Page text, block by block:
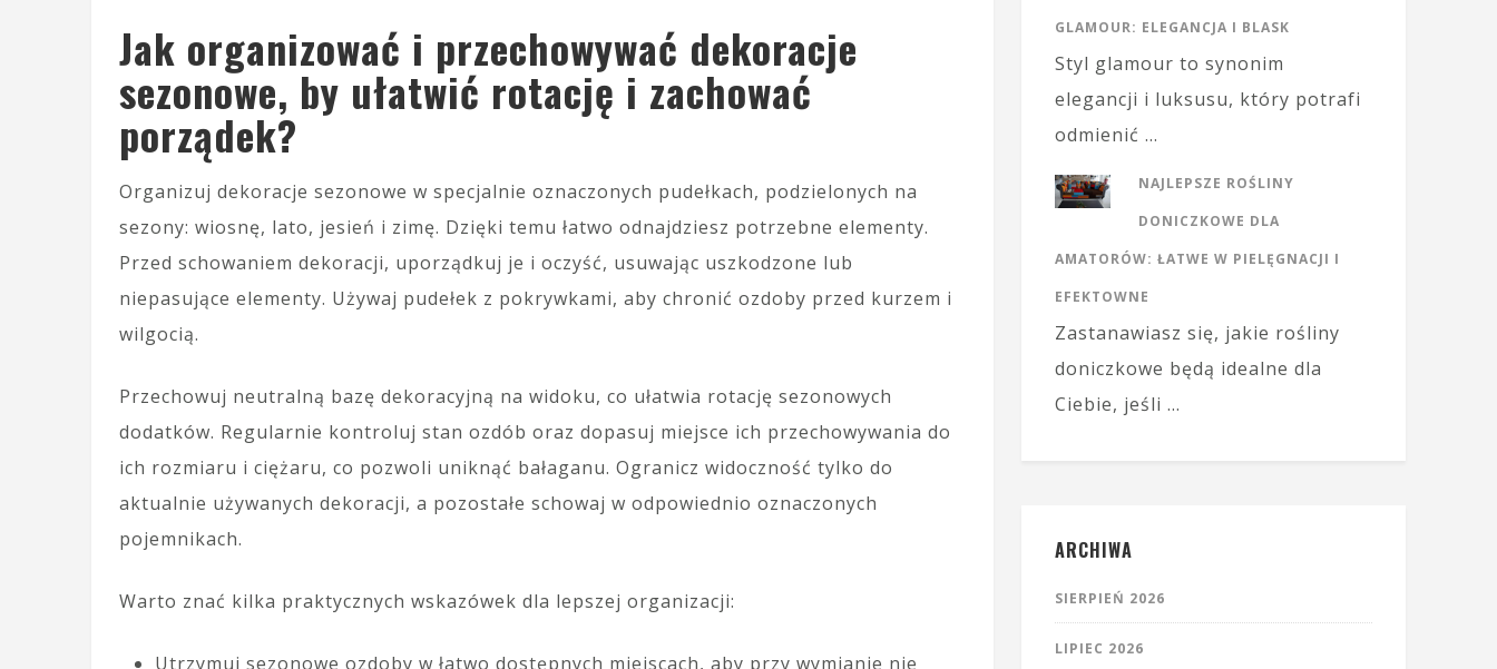
Jak organizować i przechowywać dekoracje
sezonowe, by ułatwić rotację i zachować
porządek?
Organizuj dekoracje sezonowe w specjalnie oznaczonych pudełkach, podzielonych na
sezony: wiosnę, lato, jesień i zimę. Dzięki temu łatwo odnajdziesz potrzebne elementy.
Przed schowaniem dekoracji, uporządkuj je i oczyść, usuwając uszkodzone lub
niepasujące elementy. Używaj pudełek z pokrywkami, aby chronić ozdoby przed kurzem i
wilgocią.
Przechowuj neutralną bazę dekoracyjną na widoku, co ułatwia rotację sezonowych
dodatków. Regularnie kontroluj stan ozdób oraz dopasuj miejsce ich przechowywania do
ich rozmiaru i ciężaru, co pozwoli uniknąć bałaganu. Ogranicz widoczność tylko do
aktualnie używanych dekoracji, a pozostałe schowaj w odpowiednio oznaczonych
pojemnikach.
Warto znać kilka praktycznych wskazówek dla lepszej organizacji:
Utrzymuj sezonowe ozdoby w łatwo dostępnych miejscach, aby przy wymianie nie
GLAMOUR: ELEGANCJA I BLASK
Styl glamour to synonim
elegancji i luksusu, który potrafi
odmienić …
NAJLEPSZE ROŚLINY
DONICZKOWE DLA
AMATORÓW: ŁATWE W PIELĘGNACJI I
EFEKTOWNE
Zastanawiasz się, jakie rośliny
doniczkowe będą idealne dla
Ciebie, jeśli …
ARCHIWA
SIERPIEŃ 2026
LIPIEC 2026